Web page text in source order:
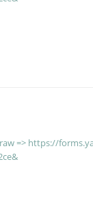
=> https://